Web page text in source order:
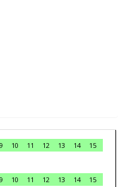
10 11 12 13 14
15
10 11 12 13 14
15